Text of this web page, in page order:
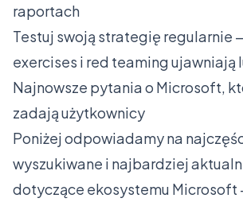
raportach
Testuj swoją strategię regularnie
exercises i red teaming ujawniają
Najnowsze pytania o Microsoft,
zadają użytkownicy
Poniżej odpowiadamy na
wyszukiwane i najbardziej
dotyczące ekosystemu Microsoft